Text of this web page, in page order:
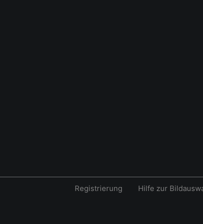
Registrierung Hilfe zur